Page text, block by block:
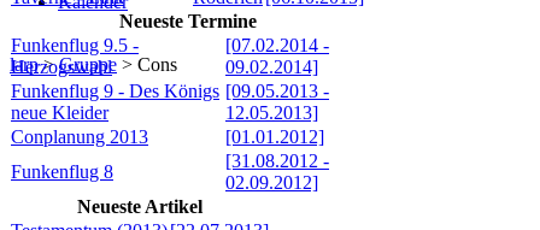
larp>Gruppe > Cons
Neueste Termine
Funkenflug 9.5 -
Herzogswahl
[07.02.2014 -
09.02.2014]
Funkenflug 9 - Des Königs
neue Kleider
[09.05.2013 -
12.05.2013]
Conplanung 2013
[01.01.2012]
Funkenflug 8
[31.08.2012 -
02.09.2012]
Neueste Artikel